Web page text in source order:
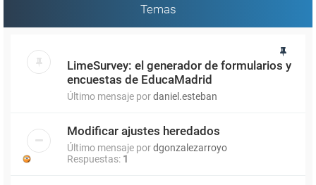
Temas
LimeSurvey: el generador de formularios y
encuestas de EducaMadrid
Último mensaje pordaniel.esteban
Modificar ajustes heredados
Último mensaje pordgonzalezarroyo
Respuestas: 1